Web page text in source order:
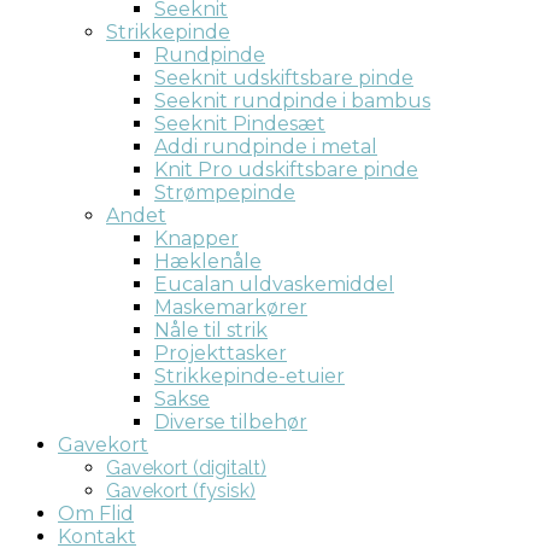
Seeknit
Strikkepinde
Rundpinde
Seeknit udskiftsbare pinde
Seeknit rundpinde i bambus
Seeknit Pindesæt
Addi rundpinde i metal
Knit Pro udskiftsbare pinde
Strømpepinde
Andet
Knapper
Hæklenåle
Eucalan uldvaskemiddel
Maskemarkører
Nåle til strik
Projekttasker
Strikkepinde-etuier
Sakse
Diverse tilbehør
Gavekort
Gavekort (digitalt)
Gavekort (fysisk)
Om Flid
Kontakt